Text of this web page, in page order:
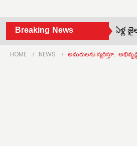
Breaking News
•తేజ్‌పాల్‌కు 10ఏళ్ల జైలుశిక్ష •
HOME NEWS అమరులను స్మరిస్తూ..